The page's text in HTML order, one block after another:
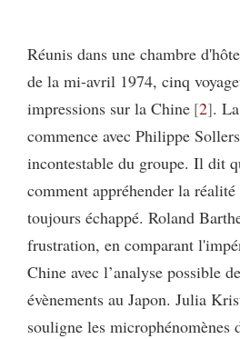
Réunis dans une chambre
de la mi-avril 1974, cinq
impressions sur la Chine 2 .
commence avec Philippe
incontestable du groupe. Il dit
comment appréhender la
toujours échappé. Roland
frustration, en comparant
Chine avec l’analyse possible
évènements au Japon. Julia
souligne les microphénomènes